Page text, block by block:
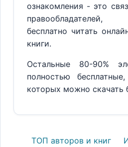
ознакомления - это
бесплатно читать
книги.
Остальные 80-90%
полностью
которых можно скачать
ТОП авторов и книг